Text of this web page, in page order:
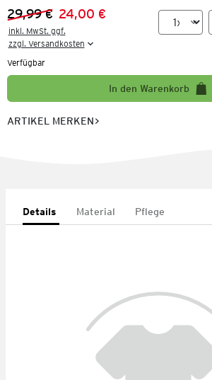
Vorheriger Preis:
29,99 €
Neuer Preis:24,00 €
inkl. MwSt. ggf.
zzgl. Versandkosten
Verfügbar
In den Warenkorb
ARTIKEL MERKEN
Details Material Pflege